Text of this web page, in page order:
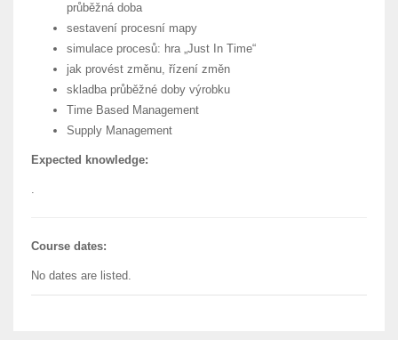
průběžná doba
sestavení procesní mapy
simulace procesů: hra „Just In Time“
jak provést změnu, řízení změn
skladba průběžné doby výrobku
Time Based Management
Supply Management
Expected knowledge:
.
Course dates:
No dates are listed.